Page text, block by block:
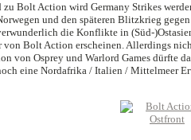
zu Bolt Action wird Germany Strikes
und den späteren Blitzkrieg
die Konflikte in (Süd-
Bolt Action erscheinen. Allerdings
von Osprey und Warlord Games dürfte
eine Nordafrika / Italien / Mittelmeer